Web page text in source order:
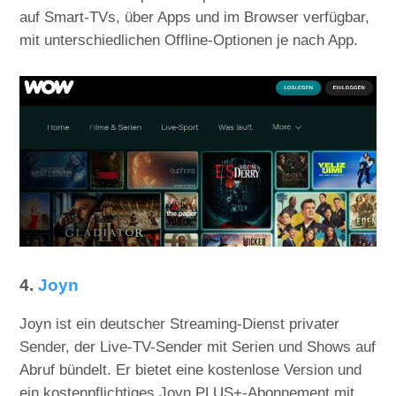
auf Smart-TVs, über Apps und im Browser verfügbar,
mit unterschiedlichen Offline-Optionen je nach App.
4.Joyn
Joyn ist ein deutscher Streaming-Dienst privater
Sender, der Live-TV-Sender mit Serien und Shows auf
Abruf bündelt. Er bietet eine kostenlose Version und